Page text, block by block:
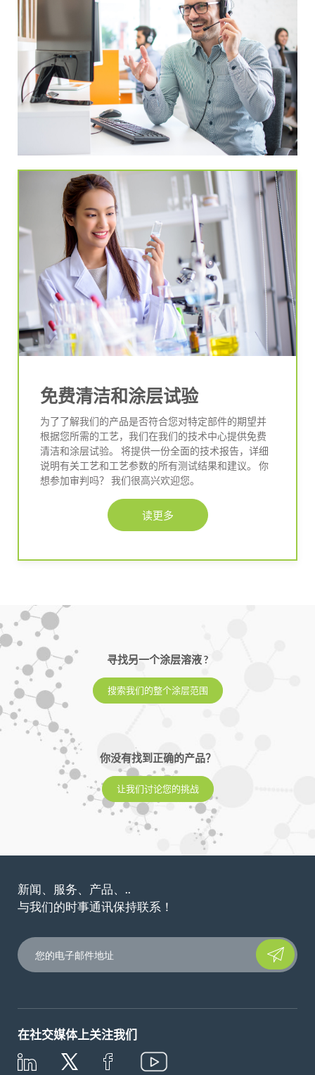
免费清洁和涂层试验
为了了解我们的产品是否符合您对特定部件的期望并
根据您所需的工艺，我们在我们的技术中心提供免费
清洁和涂层试验。 将提供一份全面的技术报告，详细
说明有关工艺和工艺参数的所有测试结果和建议。 你
想参加审判吗？ 我们很高兴欢迎您。
读更多
寻找另一个涂层溶液 ?
搜索我们的整个涂层范围
你没有找到正确的产品？
让我们讨论您的挑战
新闻、服务、产品、..
与我们的时事通讯保持联系！
Please
在社交媒体上关注我们